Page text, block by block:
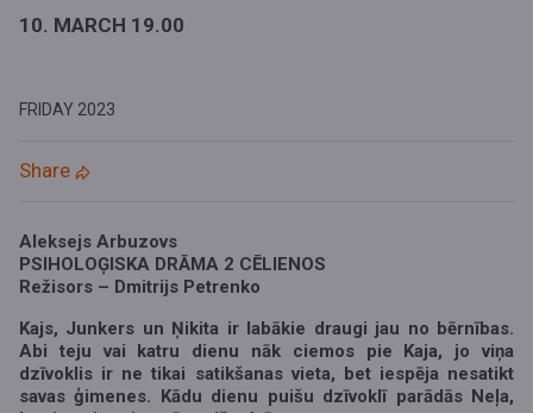
10. MARCH 19.00
FRIDAY 2023
Share
Aleksejs Arbuzovs
PSIHOLOĢISKA DRĀMA 2 CĒLIENOS
Režisors – Dmitrijs Petrenko
Kajs, Junkers un Ņikita ir labākie draugi jau no bērnības.
Abi teju vai katru dienu nāk ciemos pie Kaja, jo viņa
dzīvoklis ir ne tikai satikšanas vieta, bet iespēja nesatikt
savas ģimenes. Kādu dienu puišu dzīvoklī parādās Neļa,